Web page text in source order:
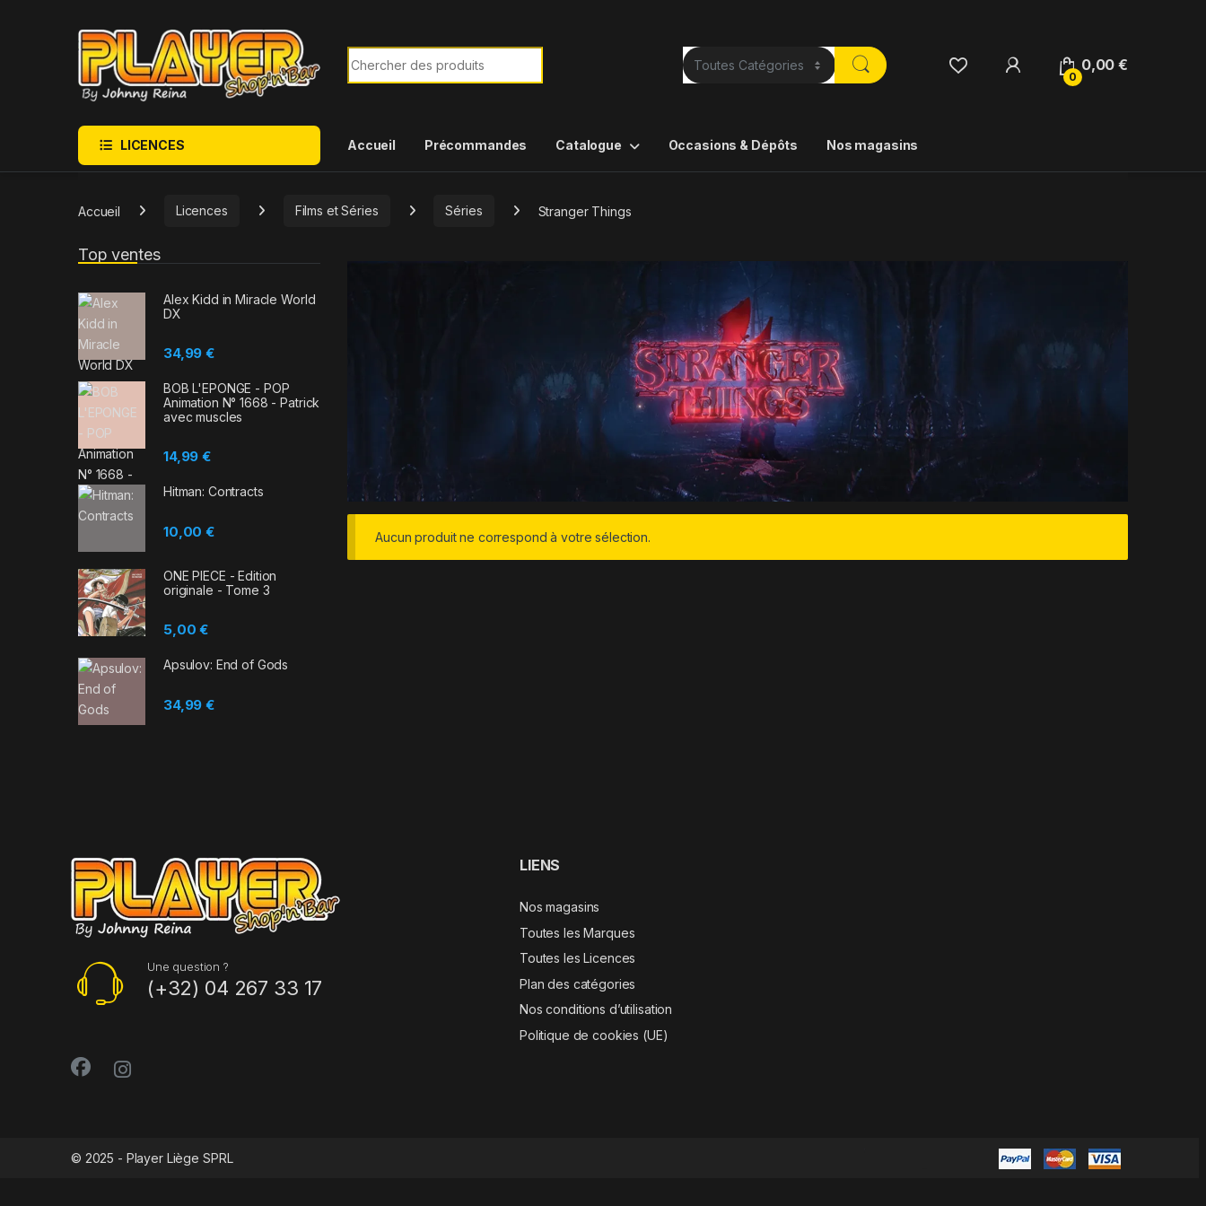
Recherche de :
0
0,00€
LICENCES Accueil Précommandes Catalogue Occasions & Dépôts Nos magasins
Accueil Licences Films et Séries Séries Stranger Things
Aucun produit ne correspond à votre sélection.
Top ventes
Alex Kidd in Miracle World
DX
34,99€
BOB L'EPONGE - POP
Animation N° 1668 - Patrick
avec muscles
14,99€
Hitman: Contracts
10,00€
ONE PIECE - Edition
originale - Tome 3
5,00€
Apsulov: End of Gods
34,99€
Une question ?
(+32) 04 267 33 17
LIENS
Nos magasins
Toutes les Marques
Toutes les Licences
Plan des catégories
Nos conditions d’utilisation
Politique de cookies (UE)
© 2025 - Player Liège SPRL